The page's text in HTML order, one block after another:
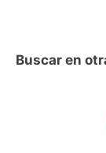
Buscar en